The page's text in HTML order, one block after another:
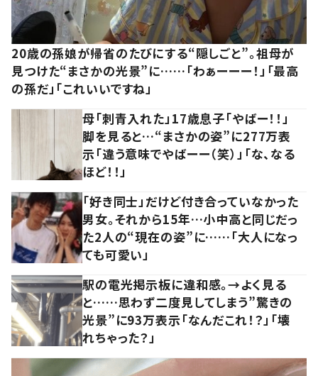
20歳の孫娘が帰省のたびにする“隠しごと”。祖母が
見つけた“まさかの光景”に……「わぁーーー！」「最高
の孫だ」「これいいですね」
母「刺青入れた」17歳息子「やばー！！」
脚を見ると…“まさかの姿”に277万表
示「違う意味でやばーー（笑）」「な、なる
ほど！！」
「好き同士」だけど付き合っていなかった
男女。それから15年…小中高と同じだっ
た2人の“現在の姿”に……「大人になっ
ても可愛い」
駅の電光掲示板に違和感。→よく見る
と……思わず二度見してしまう”驚きの
光景”に93万表示「なんだこれ！？」「壊
れちゃった？」